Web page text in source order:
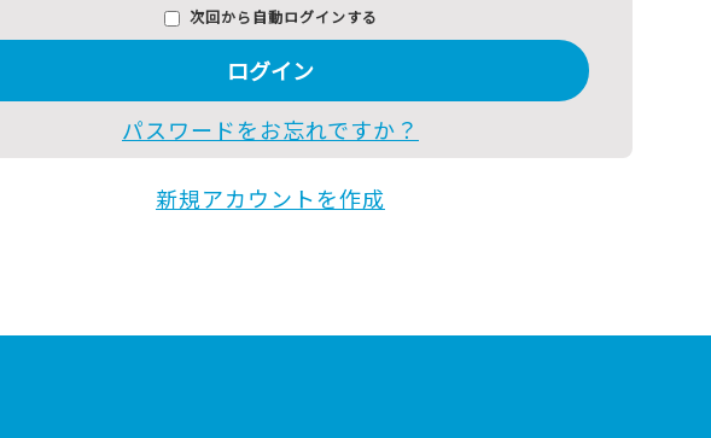
次回から自動ログインする
ログイン
パスワードをお忘れですか？
新規アカウントを作成